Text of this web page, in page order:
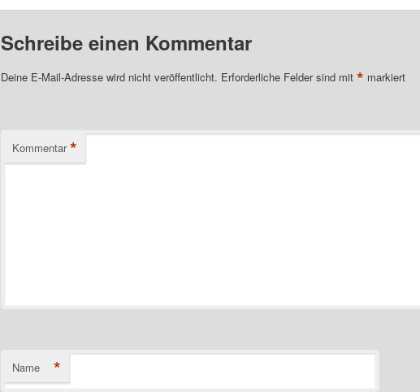
Schreibe einen Kommentar
Deine E-Mail-Adresse wird nicht veröffentlicht. Erforderliche Felder sind mit * markiert
Kommentar *
Name *